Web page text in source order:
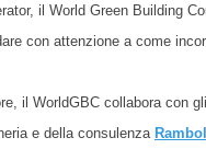
il World Green Building
con attenzione a come
il WorldGBC collabora con
e della consulenza Ramboll